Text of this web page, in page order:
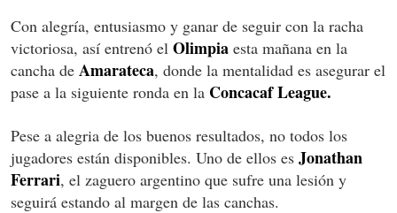
Con alegría, entusiasmo y ganar de seguir con la racha
victoriosa, así entrenó el Olimpia esta mañana en la
cancha de Amarateca, donde la mentalidad es asegurar el
pase a la siguiente ronda en la Concacaf League.
Pese a alegria de los buenos resultados, no todos los
jugadores están disponibles. Uno de ellos es Jonathan
Ferrari, el zaguero argentino que sufre una lesión y
seguirá estando al margen de las canchas.